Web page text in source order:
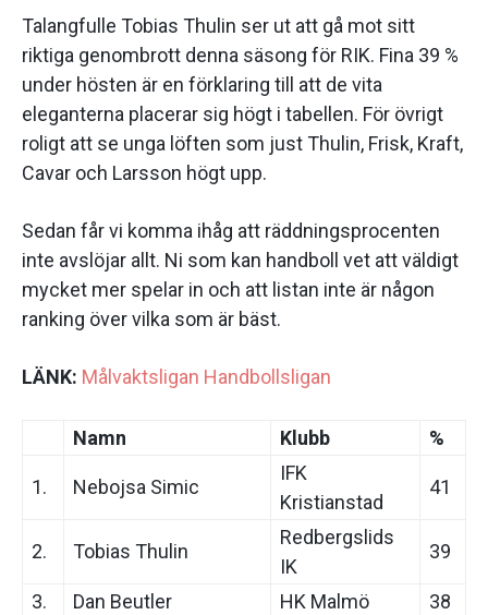
Talangfulle Tobias Thulin ser ut att gå mot sitt
riktiga genombrott denna säsong för RIK. Fina 39 %
under hösten är en förklaring till att de vita
eleganterna placerar sig högt i tabellen. För övrigt
roligt att se unga löften som just Thulin, Frisk, Kraft,
Cavar och Larsson högt upp.
Sedan får vi komma ihåg att räddningsprocenten
inte avslöjar allt. Ni som kan handboll vet att väldigt
mycket mer spelar in och att listan inte är någon
ranking över vilka som är bäst.
LÄNK: Målvaktsligan Handbollsligan
Namn Klubb %
1. Nebojsa Simic
IFK
Kristianstad
41
2. Tobias Thulin
Redbergslids
IK
39
3. Dan Beutler HK Malmö
38